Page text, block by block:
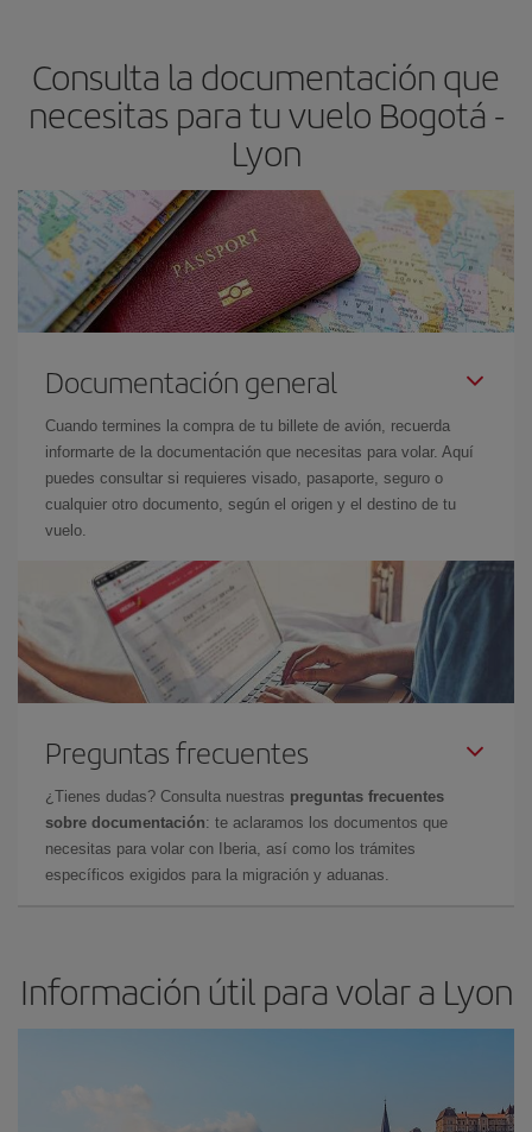
Consulta la documentación que
necesitas para tu vuelo Bogotá -
Lyon
Documentación general
Cuando termines la compra de tu billete de avión, recuerda
informarte de la documentación que necesitas para volar. Aquí
puedes consultar si requieres visado, pasaporte, seguro o
cualquier otro documento, según el origen y el destino de tu
vuelo.
Preguntas frecuentes
¿Tienes dudas? Consulta nuestras preguntas frecuentes
sobre documentación: te aclaramos los documentos que
necesitas para volar con Iberia, así como los trámites
específicos exigidos para la migración y aduanas.
Información útil para volar a Lyon